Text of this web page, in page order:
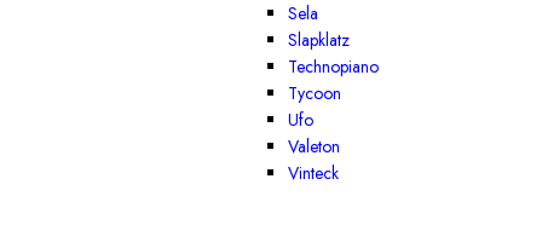
Sela
Slapklatz
Technopiano
Tycoon
Ufo
Valeton
Vinteck